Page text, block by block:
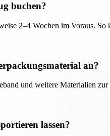
buchen?
2–4 Wochen im Voraus.
an?
und weitere Materialien
lassen?